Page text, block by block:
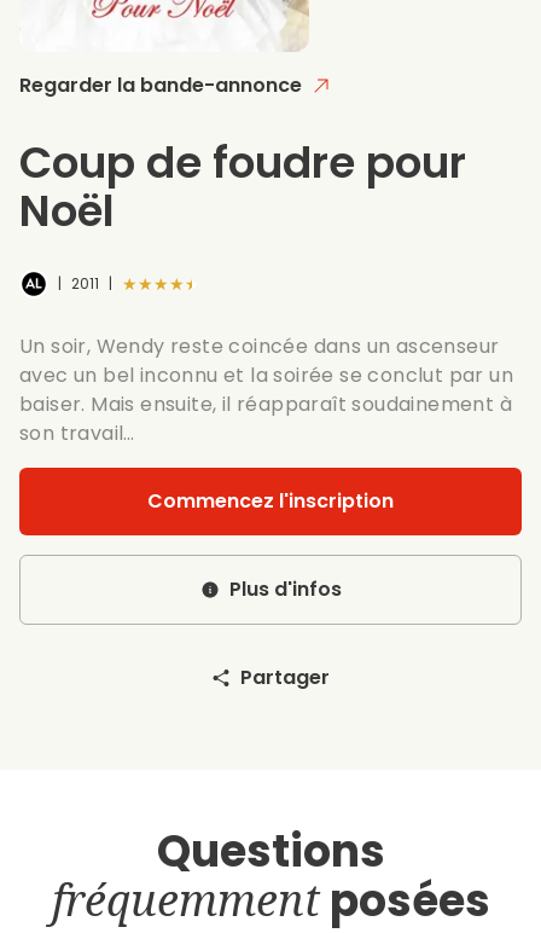
Regarder la bande-annonce
Coup de foudre pour
Noël
| 2011 | ★★★★★
Un soir, Wendy reste coincée dans un ascenseur
avec un bel inconnu et la soirée se conclut par un
baiser. Mais ensuite, il réapparaît soudainement à
son travail…
Commencez l'inscription
Plus d'infos
Partager
Questions
fréquemmentposées